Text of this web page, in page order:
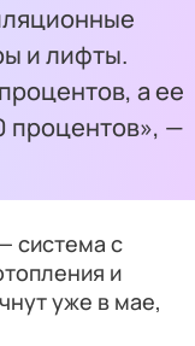
и лифты.
а ее
процентов», —
система с
и
уже в мае,